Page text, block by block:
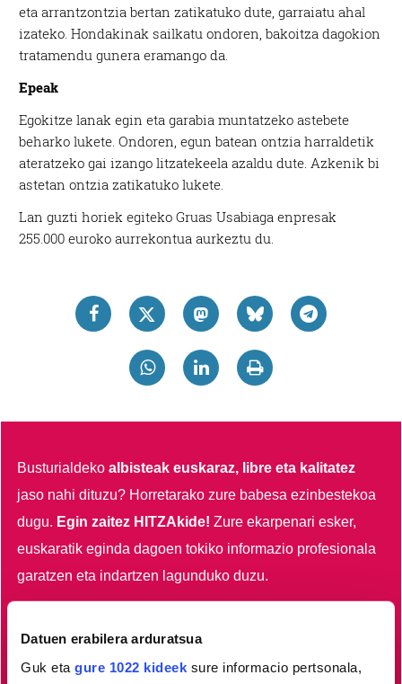
Datuen erabilera arduratsua
Guk eta gure 1022 kideek sure informacio pertsonala,
eta arrantzontzia bertan zatikatuko dute, garraiatu ahal
izateko. Hondakinak sailkatu ondoren, bakoitza dagokion
tratamendu gunera eramango da.
Epeak
Egokitze lanak egin eta garabia muntatzeko astebete
beharko lukete. Ondoren, egun batean ontzia harraldetik
ateratzeko gai izango litzatekeela azaldu dute. Azkenik bi
astetan ontzia zatikatuko lukete.
Lan guzti horiek egiteko Gruas Usabiaga enpresak
255.000 euroko aurrekontua aurkeztu du.
Busturialdekoalbisteak euskaraz, libre eta kalitatez
jaso nahi dituzu? Horretarako zure babesa ezinbestekoa
dugu. Egin zaitez HITZAkide!Zure ekarpenari esker,
euskaratik eginda dagoen tokiko informazio profesionala
garatzen eta indartzen lagunduko duzu.
Egin HITZAkide